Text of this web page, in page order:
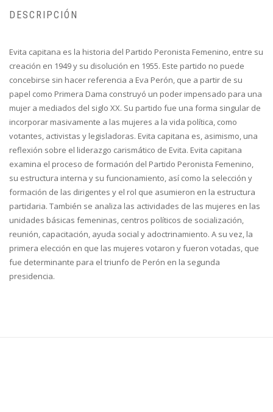
DESCRIPCIÓN
Evita capitana es la historia del Partido Peronista Femenino, entre su
creación en 1949 y su disolución en 1955. Este partido no puede
concebirse sin hacer referencia a Eva Perón, que a partir de su
papel como Primera Dama construyó un poder impensado para una
mujer a mediados del siglo XX. Su partido fue una forma singular de
incorporar masivamente a las mujeres a la vida política, como
votantes, activistas y legisladoras. Evita capitana es, asimismo, una
reflexión sobre el liderazgo carismático de Evita. Evita capitana
examina el proceso de formación del Partido Peronista Femenino,
su estructura interna y su funcionamiento, así como la selección y
formación de las dirigentes y el rol que asumieron en la estructura
partidaria. También se analiza las actividades de las mujeres en las
unidades básicas femeninas, centros políticos de socialización,
reunión, capacitación, ayuda social y adoctrinamiento. A su vez, la
primera elección en que las mujeres votaron y fueron votadas, que
fue determinante para el triunfo de Perón en la segunda
presidencia.